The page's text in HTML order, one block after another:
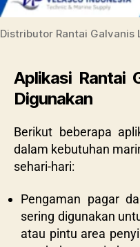
Distributor Rantai Galvanis
Aplikasi Rantai
Digunakan
Berikut beberapa
dalam kebutuhan
sehari-hari:
Pengaman pagar
sering digunakan
atau pintu area